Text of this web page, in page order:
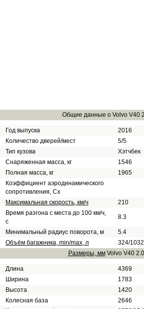
Общие данные о Volvo V40
Год выпуска
2016
Количество дверей/мест
5/5
Тип кузова
Хэтчбек
Снаряженная масса, кг
1546
Полная масса, кг
1965
Коэффициент аэродинамического
сопротивления, Сх
Максимальная скорость, км/ч
210
Время разгона с места до 100 км/ч,
с
8.3
Минимальный радиус поворота, м
5.4
Объём багажника, min/max, л
324/1032
Размеры, ммVolvo V40
Длина
4369
Ширина
1783
Высота
1420
Колесная база
2646